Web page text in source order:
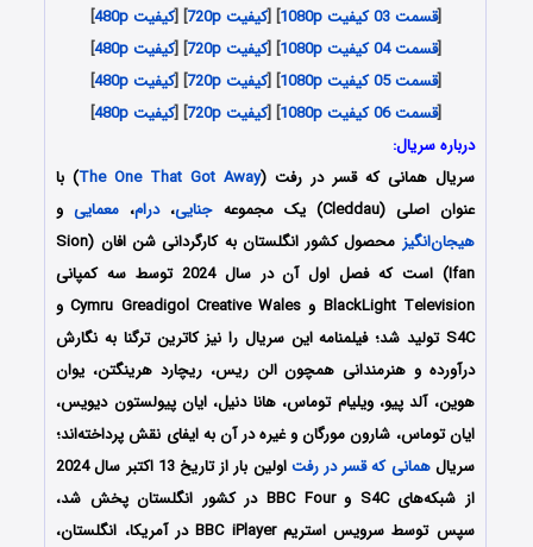
[قسمت 03 کیفیت 1080p ] [کیفیت 720p ] [کیفیت 480p
]
[قسمت 04 کیفیت 1080p ] [کیفیت 720p ] [کیفیت 480p
]
[قسمت 05 کیفیت 1080p ] [کیفیت 720p ] [کیفیت 480p
]
[قسمت 06 کیفیت 1080p ] [کیفیت 720p ] [کیفیت 480p
]
درباره سریال:
سریال همانی که قسر در رفت (The One That Got Away) با
عنوان اصلی (Cleddau) یک مجموعه
جنایی،درام، معماییو
هیجان‌انگیز
محصول کشور انگلستان به کارگردانی شن افان (Sion
Ifan) است که فصل اول آن در سال 2024 توسط سه کمپانی
BlackLight Television و Cymru Greadigol Creative Wales و
S4C تولید شد؛ فیلمنامه این سریال را نیز کاترین ترگنا
به نگارش
درآورده و هنرمندانی همچونالن ریس، ریچارد هرینگتن، یوان
هوین، آلد پیو، ویلیام توماس، هانا دنیل، ایان پیولستون دیویس،
ایان توماس، شارون مورگانو غیره در آن به ایفای نقش پرداخته‌اند؛
سریالهمانی که قسر در رفت
اولین بار از تاریخ 13 اکتبر سال 2024
از شبکه‌های S4C و BBC Four در کشور انگلستان پخش شد،
سپس توسط سرویس استریم BBC iPlayer در آمریکا، انگلستان،